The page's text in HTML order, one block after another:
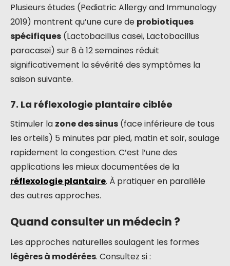
Plusieurs études (Pediatric Allergy and Immunology
2019) montrent qu’une cure de probiotiques
spécifiques (Lactobacillus casei, Lactobacillus
paracasei) sur 8 à 12 semaines réduit
significativement la sévérité des symptômes la
saison suivante.
7. La réflexologie plantaire ciblée
Stimuler la zone des sinus (face inférieure de tous
les orteils) 5 minutes par pied, matin et soir, soulage
rapidement la congestion. C’est l’une des
applications les mieux documentées de la
réflexologie plantaire. À pratiquer en parallèle
des autres approches.
Quand consulter un médecin ?
Les approches naturelles soulagent les formes
légères à modérées. Consultez si :